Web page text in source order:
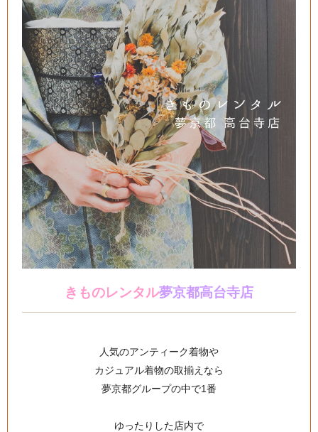
きものレンタル夢京都高台寺店
人気のアンティーク着物や
カジュアル着物の取揃えなら
夢京都グループの中で1番
ゆったりした店内で